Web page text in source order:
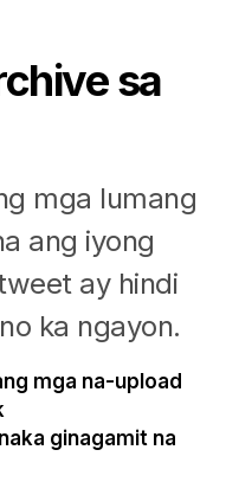
sa
mga lumang
ang iyong
ay hindi
ka ngayon.
mga na-upload
ginagamit na